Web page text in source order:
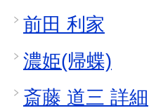
前田 利家
濃姫(帰蝶)
斎藤 道三 詳細